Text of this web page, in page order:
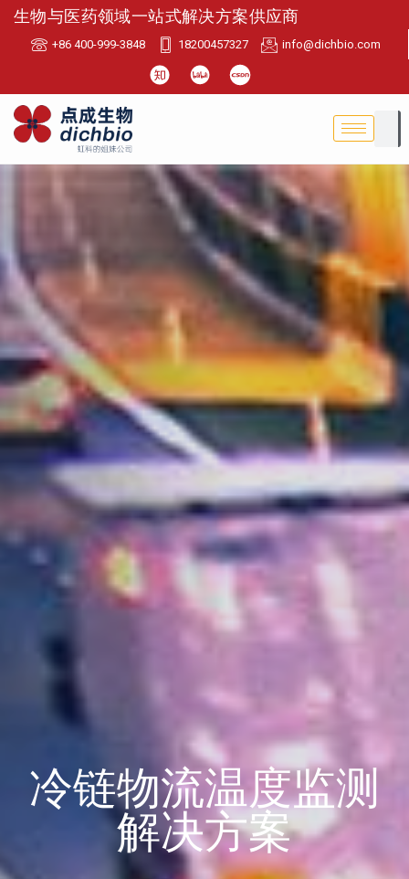
生物与医药领域一站式解决方案供应商
+86 400-999-3848 18200457327 info@dichbio.com
冷链物流温度监测
解决方案